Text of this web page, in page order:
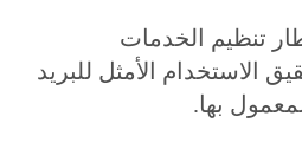
تنظيم الخدمات
الاستخدام الأمثل للبريد
بها.